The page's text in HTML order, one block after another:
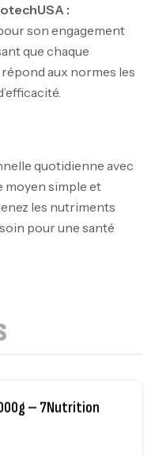
:
son engagement
que chaque
aux normes les
quotidienne avec
moyen simple et
les nutriments
pour une santé
– BIOTECHUSA
– Scitec Nutrition
– 7Nutrition